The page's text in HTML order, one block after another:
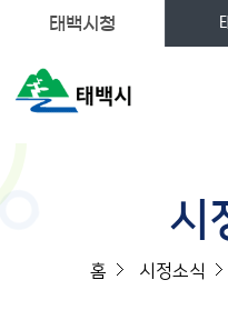
태백시청
시
홈 시정소식